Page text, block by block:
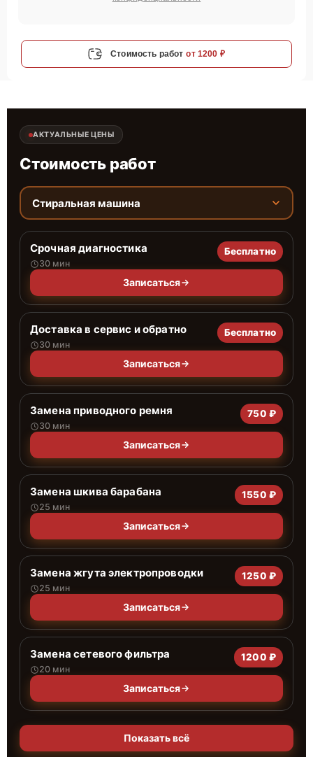
Стоимость работ от 1200 ₽
АКТУАЛЬНЫЕ ЦЕНЫ
Стоимость работ
Стиральная машина
Срочная диагностика
30 мин
Бесплатно
Записаться
Доставка в сервис и обратно
30 мин
Бесплатно
Записаться
Замена приводного ремня
30 мин
750 ₽
Записаться
Замена шкива барабана
25 мин
1550 ₽
Записаться
Замена жгута электропроводки
25 мин
1250 ₽
Записаться
Замена сетевого фильтра
20 мин
1200 ₽
Записаться
Показать всё